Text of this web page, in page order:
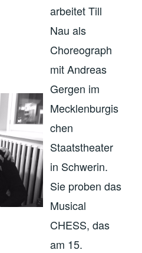
arbeitet Till
Nau als
Choreograph
mit Andreas
Gergen im
Mecklenburgis
chen
Staatstheater
in Schwerin.
Sie proben das
Musical
CHESS, das
am 15.